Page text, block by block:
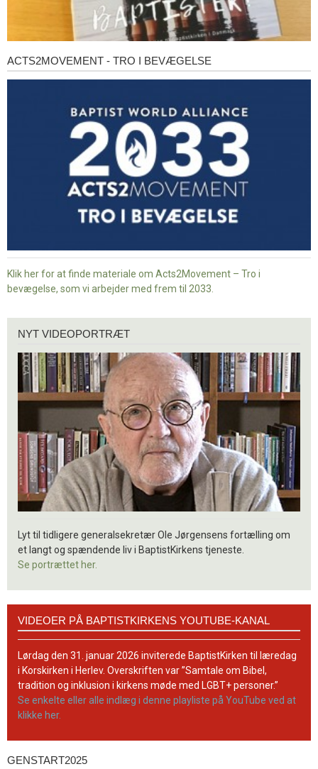
Acts2Movement
-
ACTS2MOVEMENT - TRO I BEVÆGELSE
Klik her for at finde materiale om Acts2Movement – Tro i
bevægelse, som vi arbejder med frem til 2033.
videoportræt
NYT VIDEOPORTRÆT
Lyt til tidligere generalsekretær Ole Jørgensens fortælling om
et langt og spændende liv i BaptistKirkens tjeneste.
Se portrættet her.
BaptistKirkens
YouTube-
kanal
VIDEOER PÅ BAPTISTKIRKENS YOUTUBE-KANAL
Lørdag den 31. januar 2026 inviterede BaptistKirken til læredag
i Korskirken i Herlev. Overskriften var ”Samtale om Bibel,
tradition og inklusion i kirkens møde med LGBT+ personer.”
Se enkelte eller alle indlæg i denne playliste på YouTube ved at
klikke her.
Genstart2025
GENSTART2025